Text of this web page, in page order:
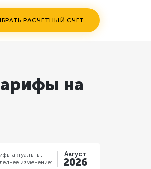
РАСЧЕТНЫЙ СЧЕТ
на
актуальны,
изменение:
Август
2026